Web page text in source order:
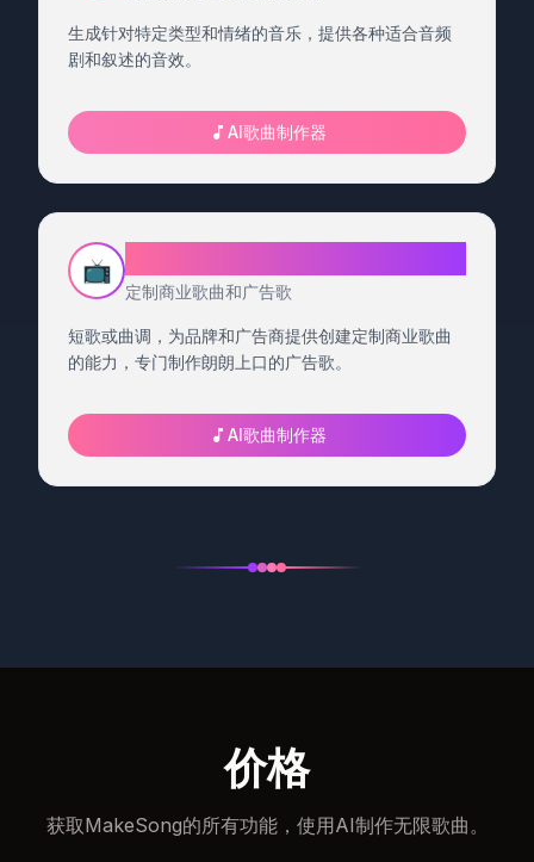
生成针对特定类型和情绪的音乐，提供各种适合音频
剧和叙述的音效。
AI歌曲制作器
📺
定制商业歌曲和广告歌
短歌或曲调，为品牌和广告商提供创建定制商业歌曲
的能力，专门制作朗朗上口的广告歌。
AI歌曲制作器
价格
获取MakeSong的所有功能，使用AI制作无限歌曲。